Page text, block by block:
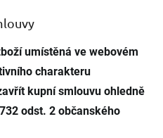
umístěná ve webovém
charakteru
kupní smlouvu ohledně
odst. 2 občanského